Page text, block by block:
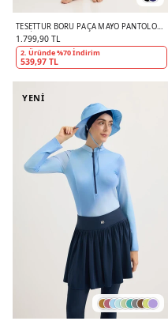
TESETTÜR BORU PAÇA MAYO PANTOLON
LACIVERT
1.799,90 TL
2. Üründe %70 İndirim
539,97 TL
YENİ